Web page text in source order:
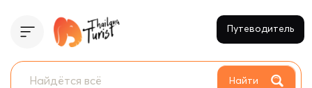
Найти
Путеводитель